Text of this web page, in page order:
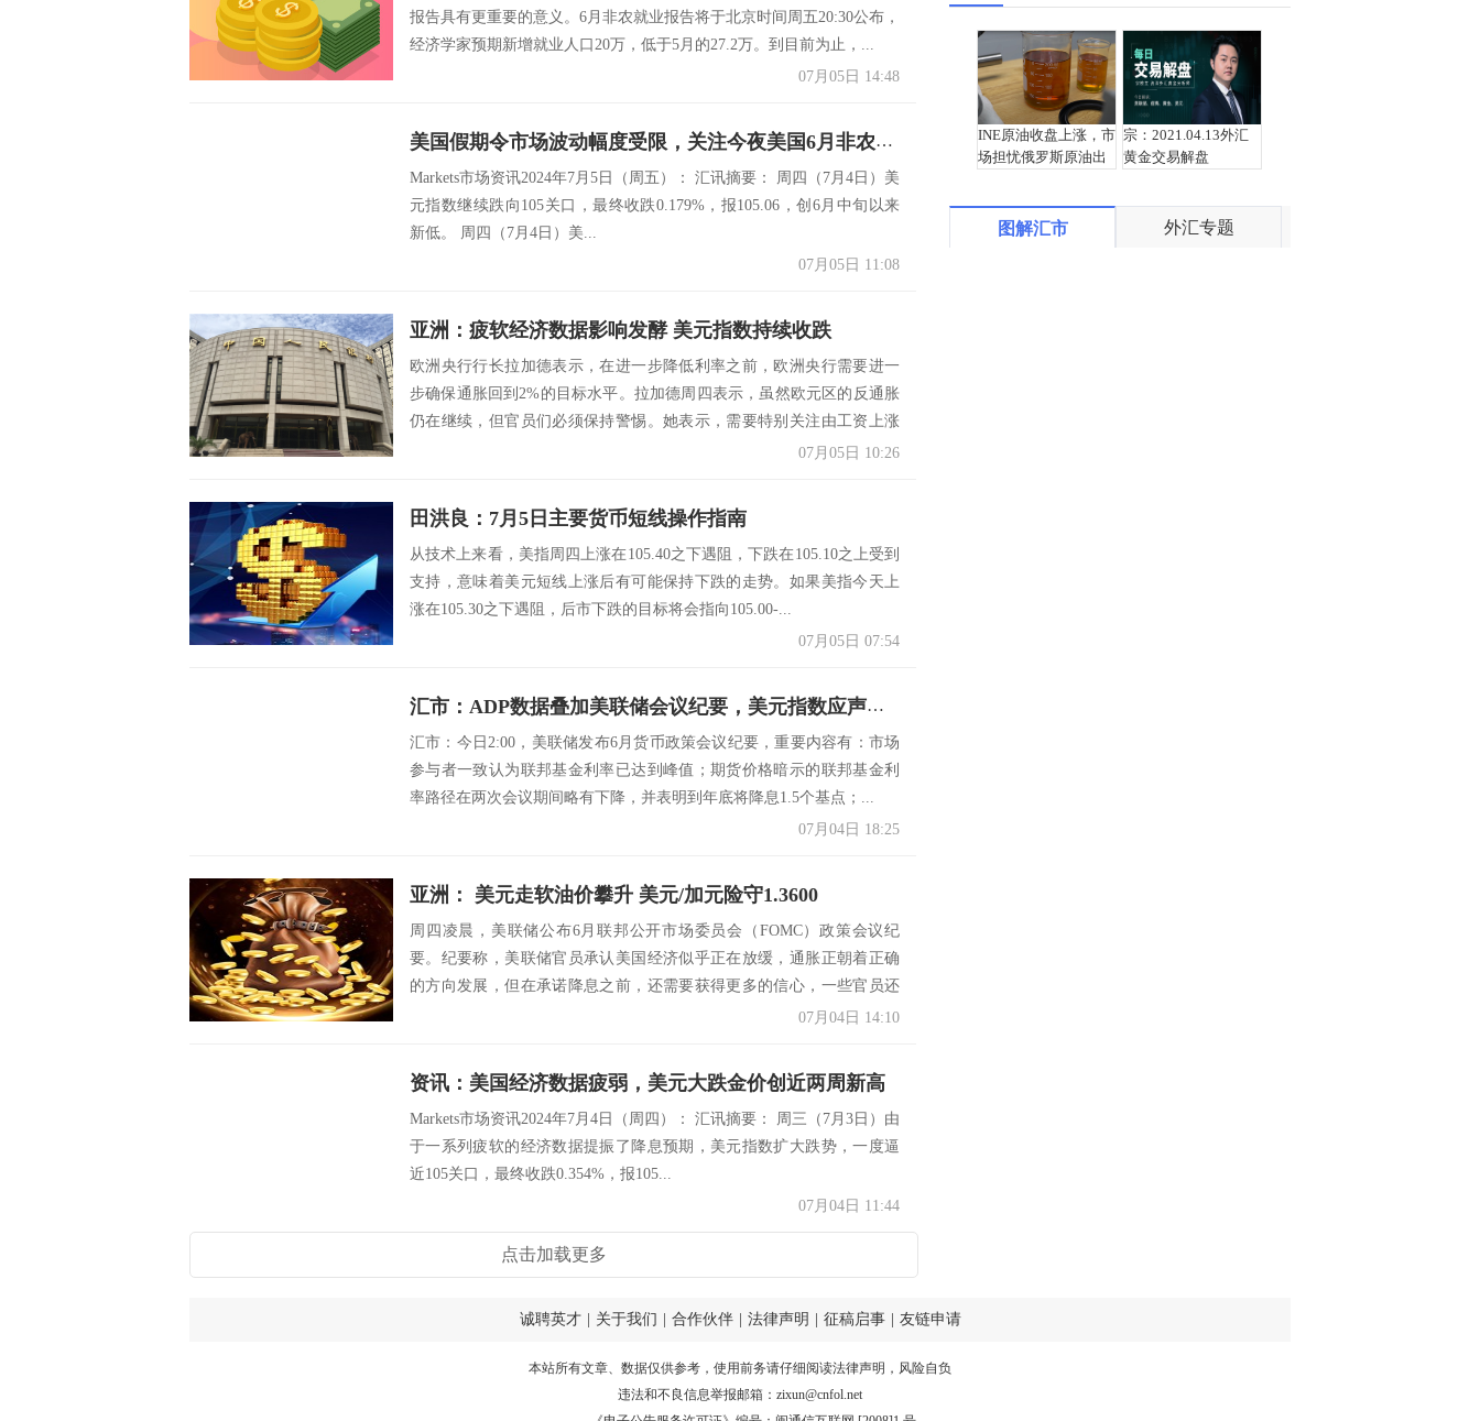
报告具有更重要的意义。6月非农就业报告将于北京时间周五20:30公布，
经济学家预期新增就业人口20万，低于5月的27.2万。到目前为止，...
07月05日 14:48
美国假期令市场波动幅度受限，关注今夜美国6月非农数据的表现
Markets市场资讯2024年7月5日（周五）： 汇讯摘要： 周四（7月4日）美
元指数继续跌向105关口，最终收跌0.179%，报105.06，创6月中旬以来
新低。 周四（7月4日）美...
07月05日 11:08
亚洲：疲软经济数据影响发酵 美元指数持续收跌
欧洲央行行长拉加德表示，在进一步降低利率之前，欧洲央行需要进一
步确保通胀回到2%的目标水平。拉加德周四表示，虽然欧元区的反通胀
仍在继续，但官员们必须保持警惕。她表示，需要特别关注由工资上涨
07月05日 10:26
田洪良：7月5日主要货币短线操作指南
从技术上来看，美指周四上涨在105.40之下遇阻，下跌在105.10之上受到
支持，意味着美元短线上涨后有可能保持下跌的走势。如果美指今天上
涨在105.30之下遇阻，后市下跌的目标将会指向105.00-...
07月05日 07:54
汇市：ADP数据叠加美联储会议纪要，美元指数应声大跌
汇市：今日2:00，美联储发布6月货币政策会议纪要，重要内容有：市场
参与者一致认为联邦基金利率已达到峰值；期货价格暗示的联邦基金利
率路径在两次会议期间略有下降，并表明到年底将降息1.5个基点；...
07月04日 18:25
亚洲： 美元走软油价攀升 美元/加元险守1.3600
周四凌晨，美联储公布6月联邦公开市场委员会（FOMC）政策会议纪
要。纪要称，美联储官员承认美国经济似乎正在放缓，通胀正朝着正确
的方向发展，但在承诺降息之前，还需要获得更多的信心，一些官员还
07月04日 14:10
资讯：美国经济数据疲弱，美元大跌金价创近两周新高
Markets市场资讯2024年7月4日（周四）： 汇讯摘要： 周三（7月3日）由
于一系列疲软的经济数据提振了降息预期，美元指数扩大跌势，一度逼
近105关口，最终收跌0.354%，报105...
07月04日 11:44
点击加载更多
INE原油收盘上涨，市
场担忧俄罗斯原油出
宗：2021.04.13外汇
黄金交易解盘
图解汇市 外汇专题
诚聘英才 关于我们 合作伙伴 法律声明 征稿启事 友链申请
本站所有文章、数据仅供参考，使用前务请仔细阅读法律声明 ，风险自负
违法和不良信息举报邮箱： zixun@cnfol.net